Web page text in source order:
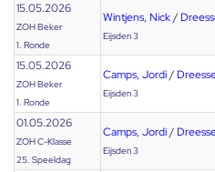
15.05.2026
ZOH Beker
1. Ronde
Wintjens, Nick/
Eijsden 3
15.05.2026
ZOH Beker
1. Ronde
Camps, Jordi/
Eijsden 3
01.05.2026
ZOH C-Klasse
25. Speeldag
Camps, Jordi/
Eijsden 3